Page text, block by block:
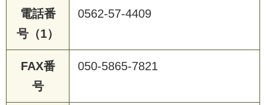
電話番
号（1）
0562-57-4409
FAX番
号
050-5865-7821